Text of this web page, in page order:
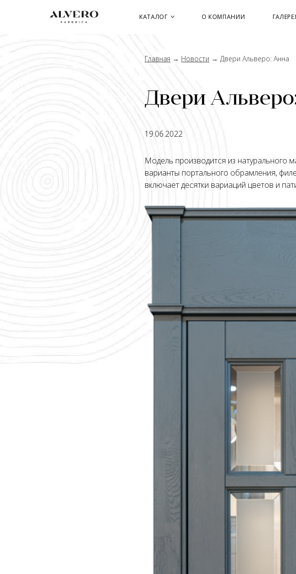
КАТАЛОГ О КОМПАНИИ
Главная → Новости → Двери Альверо: Анна
Двери
19.06.2022
Модель производится из натурального
варианты портального обрамления,
включает десятки вариаций цветов и